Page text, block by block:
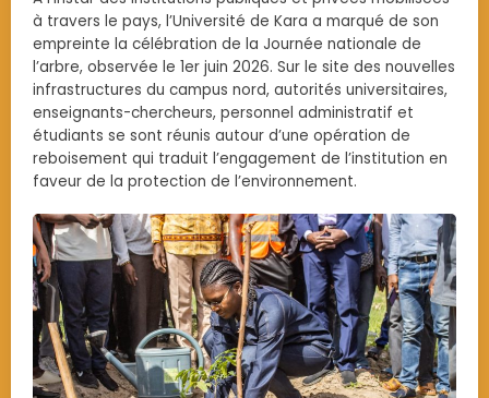
à travers le pays, l’Université de Kara a marqué de son
empreinte la célébration de la Journée nationale de
l’arbre, observée le 1er juin 2026. Sur le site des nouvelles
infrastructures du campus nord, autorités universitaires,
enseignants-chercheurs, personnel administratif et
étudiants se sont réunis autour d’une opération de
reboisement qui traduit l’engagement de l’institution en
faveur de la protection de l’environnement.